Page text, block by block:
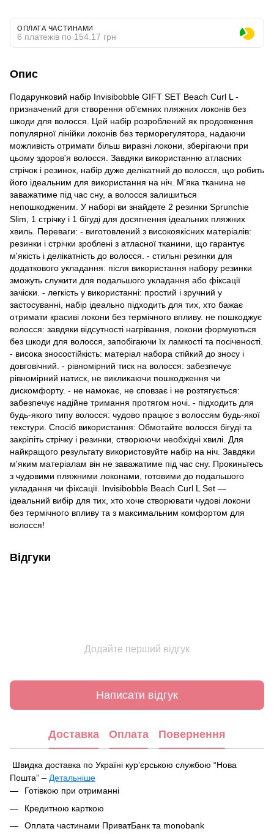
ОПЛАТА ЧАСТИНАМИ
6 платежів по 154.17 грн
Опис
Подарунковий набір Invisibobble GIFT SET Beach Curl L -
призначений для створення об'ємних пляжних локонів без
шкоди для волосся. Цей набір розроблений як продовження
популярної лінійки локонів без терморегулятора, надаючи
можливість отримати більш виразні локони, зберігаючи при
цьому здоров'я волосся. Завдяки використанню атласних
стрічок і резинок, набір дуже делікатний до волосся, що робить
його ідеальним для використання на ніч. М'яка тканина не
заважатиме під час сну, а волосся залишиться
непошкодженим. У наборі ви знайдете 2 резинки Sprunchie
Slim, 1 стрічку і 1 бігуді для досягнення ідеальних пляжних
хвиль. Переваги: - виготовлений з високоякісних матеріалів:
резинки і стрічки зроблені з атласної тканини, що гарантує
м'якість і делікатність до волосся. - стильні резинки для
додаткового укладання: після використання набору резинки
зможуть служити для подальшого укладання або фіксації
зачіски. - легкість у використанні: простий і зручний у
застосуванні, набір ідеально підходить для тих, хто бажає
отримати красиві локони без термічного впливу. не пошкоджує
волосся: завдяки відсутності нагрівання, локони формуються
без шкоди для волосся, запобігаючи їх ламкості та посіченості.
- висока зносостійкість: матеріал набора стійкий до зносу і
довговічний. - рівномірний тиск на волосся: забезпечує
рівномірний натиск, не викликаючи пошкодження чи
дискомфорту. - не намокає, не сповзає і не розтягується:
забезпечує надійне тримання протягом ночі. - підходить для
будь-якого типу волосся: чудово працює з волоссям будь-якої
текстури. Спосіб використання: Обмотайте волосся бігуді та
закріпіть стрічку і резинки, створюючи необхідні хвилі. Для
найкращого результату використовуйте набір на ніч. Завдяки
м'яким матеріалам він не заважатиме під час сну. Прокиньтесь
з чудовими пляжними локонами, готовими до подальшого
укладання чи фіксації. Invisibobble Beach Curl L Set —
ідеальний вибір для тих, хто хоче створювати чудові локони
без термічного впливу та з максимальним комфортом для
волосся!
Відгуки
Додайте перший відгук
Написати відгук
Доставка Оплата Повернення
Швидка доставка по Україні курʼєрською службою “Нова
Пошта” – Детальніше
Під час оформлення замовлення ви можете вибрати зручний
спосіб отримання посилки:
У найближчому відділенні чи поштоматі Нової Пошти
Готівкою при отриманні
Кредитною карткою
Оплата частинами ПриватБанк та monobank